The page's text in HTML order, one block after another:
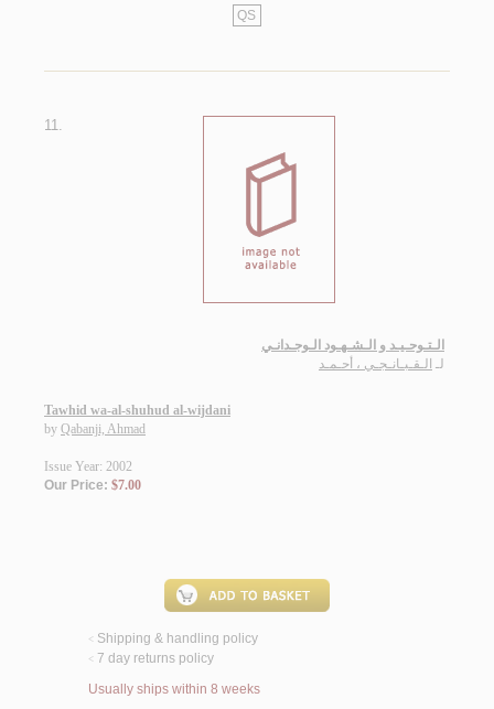
QS
11.
الـتـوحـيـد و الـشـهـود الـوجـدانـي
لـ الـقـبـانـجـي ، أحـمـد
Tawhid wa-al-shuhud al-wijdani
by Qabanji, Ahmad
Issue Year: 2002
Our Price: $7.00
< Shipping & handling policy
< 7 day returns policy
Usually ships within 8 weeks